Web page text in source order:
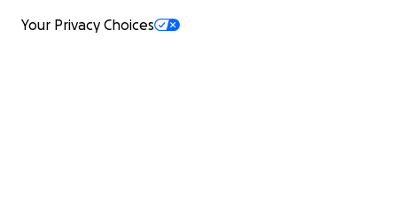
Your Privacy Choices